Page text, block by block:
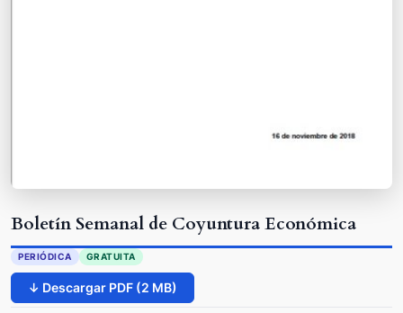
Boletín Semanal de Coyuntura Económica
PERIÓDICA GRATUITA
↓ Descargar PDF (2 MB)